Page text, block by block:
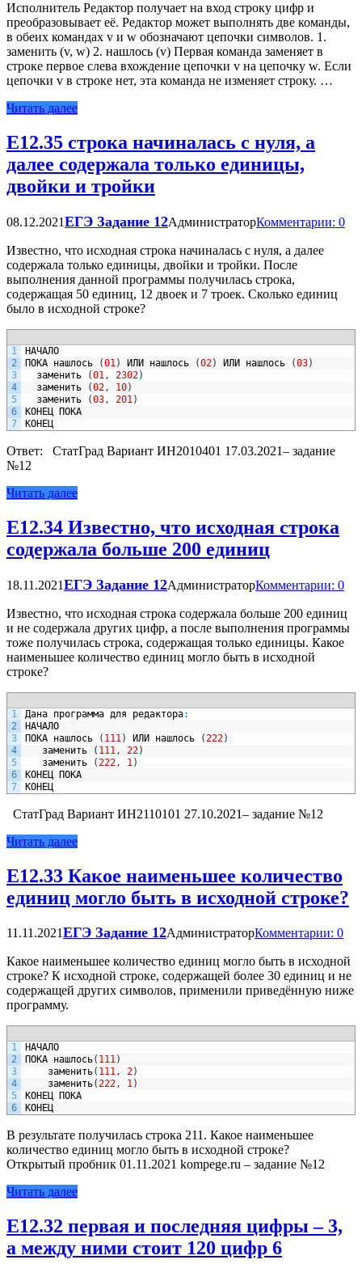
Исполнитель Редактор получает на вход строку цифр и
преобразовывает её. Редактор может выполнять две команды,
в обеих командах v и w обозначают цепочки символов. 1.
заменить (v, w) 2. нашлось (v) Первая команда заменяет в
строке первое слева вхождение цепочки v на цепочку w. Если
цепочки v в строке нет, эта команда не изменяет строку. …
Читать далее
Е12.35 строка начиналась с нуля, а
далее содержала только единицы,
двойки и тройки
08.12.2021ЕГЭ Задание 12АдминистраторКомментарии: 0
Известно, что исходная строка начиналась с нуля, а далее
содержала только единицы, двойки и тройки. После
выполнения данной программы получилась строка,
содержащая 50 единиц, 12 двоек и 7 троек. Сколько единиц
было в исходной строке?
1
2
3
4
5
6
7
НАЧАЛО
ПОКА нашлось (01) ИЛИ нашлось (02) ИЛИ нашлось (03)
заменить
(01, 2302)
заменить
(02, 10)
заменить
(03, 201)
КОНЕЦ ПОКА
КОНЕЦ
Ответ: СтатГрад Вариант ИН2010401 17.03.2021– задание
№12
Читать далее
Е12.34 Известно, что исходная строка
содержала больше 200 единиц
18.11.2021ЕГЭ Задание 12АдминистраторКомментарии: 0
Известно, что исходная строка содержала больше 200 единиц
и не содержала других цифр, а после выполнения программы
тоже получилась строка, содержащая только единицы. Какое
наименьшее количество единиц могло быть в исходной
строке?
1
2
3
4
5
6
7
Дана программа для редактора:
НАЧАЛО
ПОКА нашлось ( 111 ) ИЛИ нашлось ( 222)
заменить
( 111 , 22)
заменить
( 222 , 1 )
КОНЕЦ ПОКА
КОНЕЦ
СтатГрад Вариант ИН2110101 27.10.2021– задание №12
Читать далее
Е12.33 Какое наименьшее количество
единиц могло быть в исходной строке?
11.11.2021ЕГЭ Задание 12АдминистраторКомментарии: 0
Какое наименьшее количество единиц могло быть в исходной
строке? К исходной строке, содержащей более 30 единиц и не
содержащей других символов, применили приведённую ниже
программу.
1
2
3
4
5
6
НАЧАЛО
ПОКА нашлось( 111)
заменить( 111, 2)
заменить(222, 1)
КОНЕЦ
ПОКА
КОНЕЦ
В результате получилась строка 211. Какое наименьшее
количество единиц могло быть в исходной строке?
Открытый пробник 01.11.2021 kompege.ru – задание №12
Читать далее
Е12.32 первая и последняя цифры – 3,
а между ними стоит 120 цифр 6